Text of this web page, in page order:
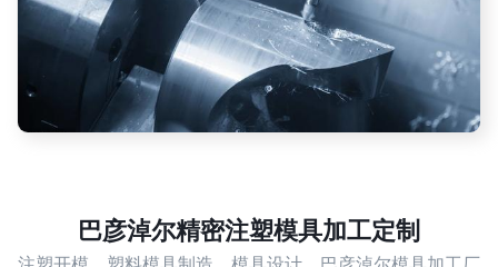
巴彦淖尔精密注塑模具加工定制